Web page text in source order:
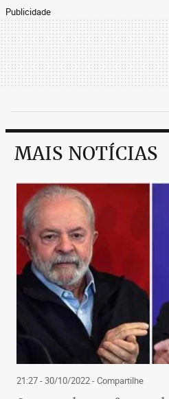
Publicidade
MAIS NOTÍCIAS
21:27 - 30/10/2022- Compartilhe